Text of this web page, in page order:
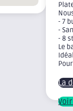
- 7
-
- 8
Le
La